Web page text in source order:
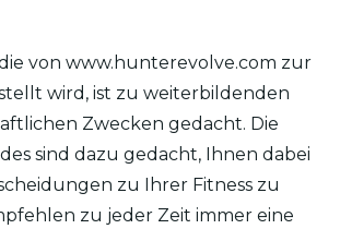
von www.hunterevolve.com zur
wird, ist zu weiterbildenden
Zwecken gedacht. Die
sind dazu gedacht, Ihnen dabei
zu Ihrer Fitness zu
zu jeder Zeit immer eine